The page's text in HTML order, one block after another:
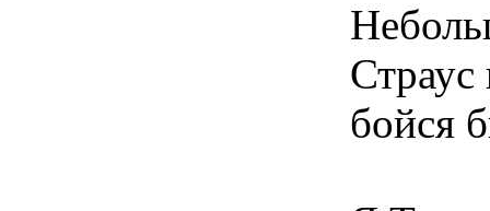
Страус
бойся